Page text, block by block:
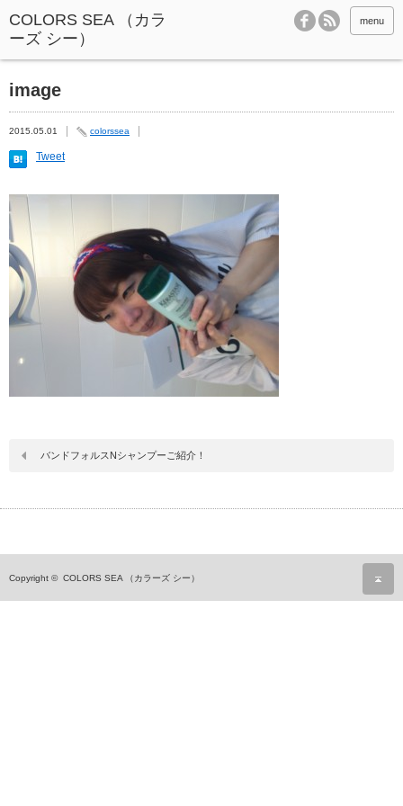
menu
image
2015.05.01 colorssea
Tweet
バンドフォルスNシャンプーご紹介！
Copyright © COLORS SEA （カラーズ シー）